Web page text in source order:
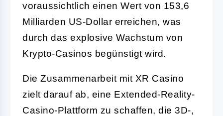
voraussichtlich einen Wert von 153,6
Milliarden US-Dollar erreichen, was
durch das explosive Wachstum von
Krypto-Casinos begünstigt wird.
Die Zusammenarbeit mit XR Casino
zielt darauf ab, eine Extended-Reality-
Casino-Plattform zu schaffen, die 3D-,